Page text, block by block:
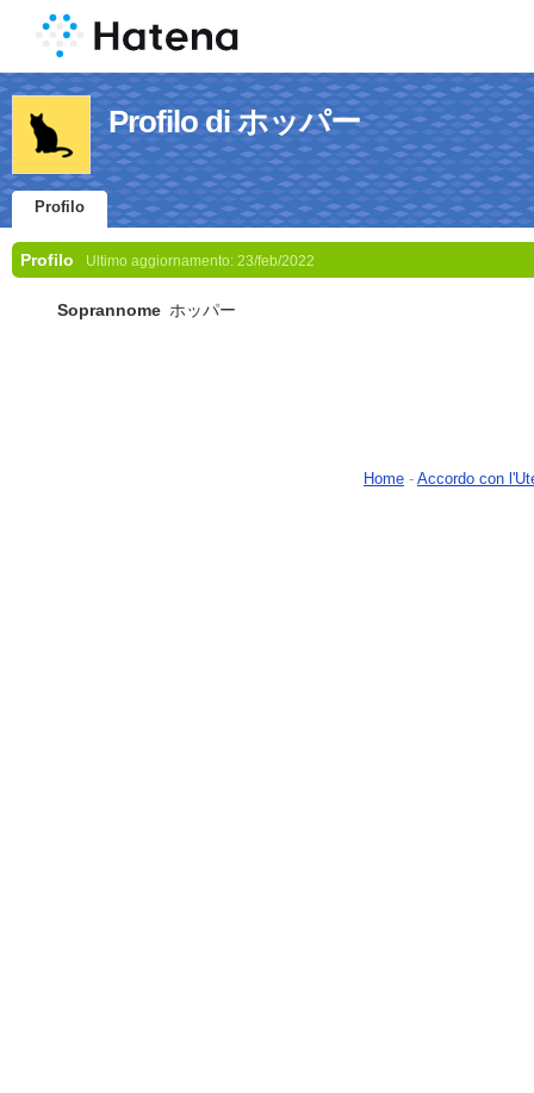
Profilo di ホッパー
Profilo
Profilo Ultimo aggiornamento: 23/feb/2022
Soprannome ホッパー
Home - Accordo con